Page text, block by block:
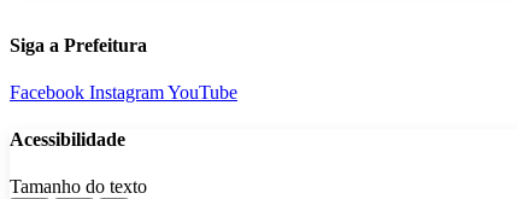
Siga a Prefeitura
Facebook InstagramYouTube
Acessibilidade
Tamanho do texto